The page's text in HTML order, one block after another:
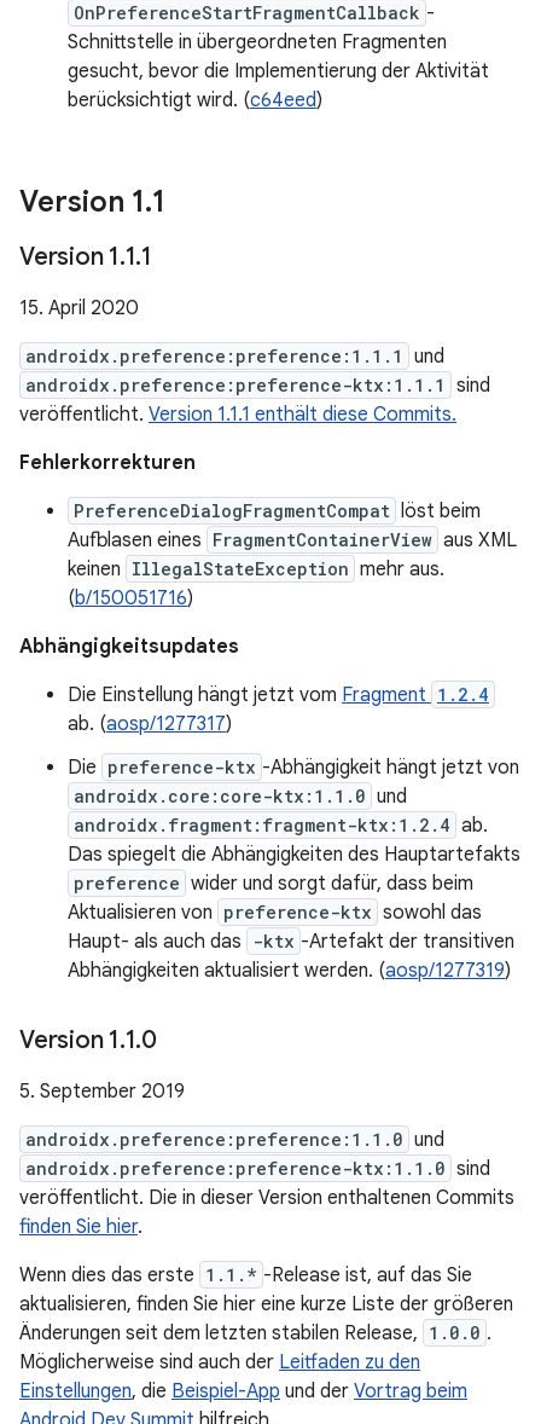
OnPreferenceStartFragmentCallback -
Schnittstelle in übergeordneten Fragmenten
gesucht, bevor die Implementierung der Aktivität
berücksichtigt wird. (c64eed)
Version 1.1
Version 1.1.1
15. April 2020
androidx.preference:preference:1.1.1 und
androidx.preference:preference-ktx:1.1.1
sind
veröffentlicht. Version 1.1.1 enthält diese Commits.
Fehlerkorrekturen
PreferenceDialogFragmentCompat löst beim
Aufblasen eines FragmentContainerView aus XML
keinen IllegalStateException mehr aus.
(b/150051716)
Abhängigkeitsupdates
Die Einstellung hängt jetzt vom Fragment 1.2.4
ab. (aosp/1277317)
Die preference-ktx -Abhängigkeit hängt jetzt von
androidx.core:core-ktx:1.1.0 und
androidx.fragment:fragment-ktx:1.2.4 ab.
Das spiegelt die Abhängigkeiten des Hauptartefakts
preference wider und sorgt dafür, dass beim
Aktualisieren von preference-ktx sowohl das
Haupt- als auch das
-ktx -Artefakt der transitiven
Abhängigkeiten aktualisiert werden. (aosp/1277319)
Version 1.1.0
5. September 2019
androidx.preference:preference:1.1.0 und
androidx.preference:preference-ktx:1.1.0 sind
veröffentlicht. Die in dieser Version enthaltenen Commits
finden Sie hier.
Wenn dies das erste 1.1.* -Release ist, auf das Sie
aktualisieren, finden Sie hier eine kurze Liste der größeren
Änderungen seit dem letzten stabilen Release, 1.0.0 .
Möglicherweise sind auch der Leitfaden zu den
Einstellungen, die Beispiel-App und der Vortrag beim